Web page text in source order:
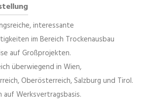
interessante
im Bereich Trockenausbau
auf Großprojekten.
überwiegend in Wien,
Oberösterreich, Salzburg und Tirol.
auf Werksvertragsbasis.